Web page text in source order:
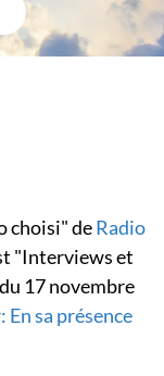
choisi" deRadio
"Interviews et
17 novembre
sa présence